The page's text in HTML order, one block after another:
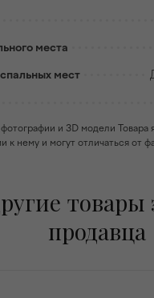
места
мест
и 3D модели Товара
к нему и могут отличаться от
товары
продавца